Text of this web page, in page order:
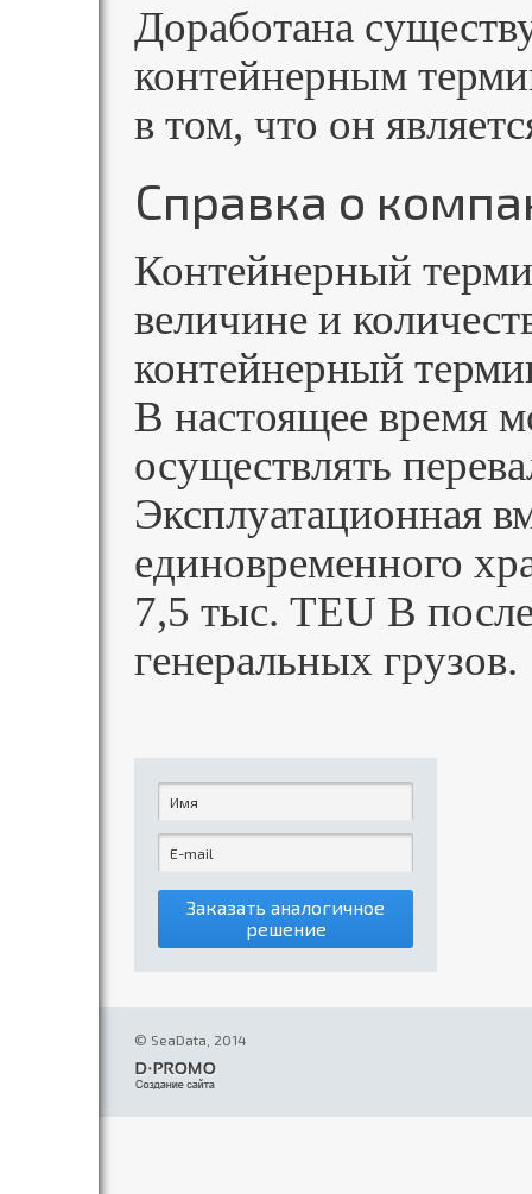
Доработана
контейнерным
в том, что он
Справка о
Контейнерный
величине и
контейнерный
В настоящее время
осуществлять
Эксплуатационная
единовременного
7,5 тыс. TEU В
генеральных грузов.
Заказать аналогичное
решение
© SeaData, 2014